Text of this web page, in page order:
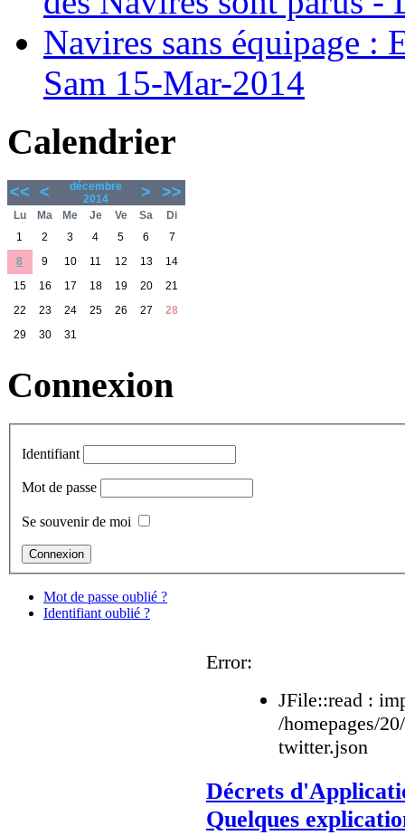
Navires sans équipage :
Sam 15-Mar-2014
Calendrier
<< <
décembre
2014
> >>
Lu Ma Me Je Ve Sa
Di
1
2 3 4 5 6
7
8
9 10 11 12 13
14
15
16 17 18 19 20
21
22
23 24 25 26 27
28
29
30 31
Connexion
Identifiant
Mot de passe
Se souvenir de moi
Mot de passe oublié ?
Identifiant oublié ?
Error:
JFile::read :
/homepages/
twitter.json
Décrets
Quelques